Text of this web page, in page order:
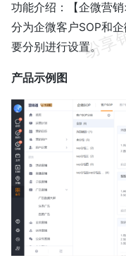
功能介绍：【企微营
分为企微客户SOP和
要分别进行设置。
产品示例图